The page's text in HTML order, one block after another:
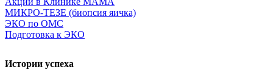
МИКРО-ТЕЗЕ (биопсия яичка)
ЭКО по ОМС
Подготовка к ЭКО
Истории успеха